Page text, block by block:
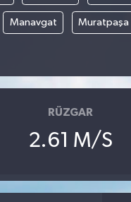
Manavgat Muratpaşa
RÜZGAR
2.61 M/S